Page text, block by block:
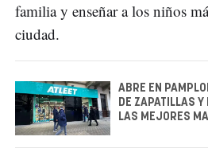
familia y enseñar a los niños
ciudad.
ABRE EN
DE ZAPATILLAS Y
LAS MEJORES